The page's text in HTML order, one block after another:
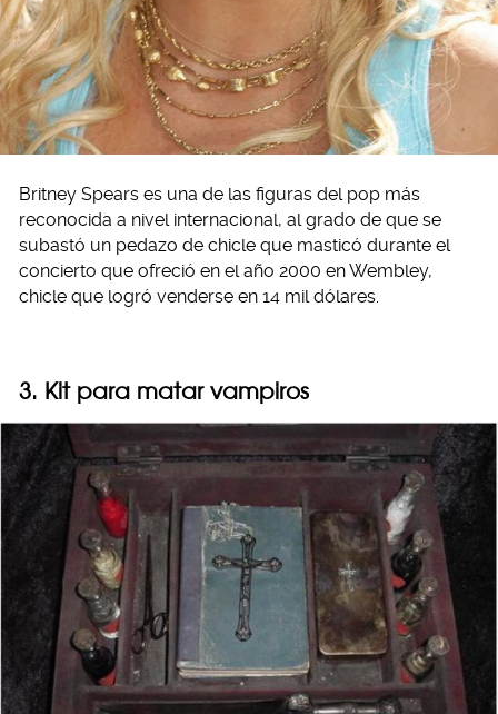
Britney Spears es una de las figuras del pop más
reconocida a nivel internacional, al grado de que se
subastó un pedazo de chicle que masticó durante el
concierto que ofreció en el año 2000 en Wembley,
chicle que logró venderse en 14 mil dólares.
3. Kit para matar vampiros